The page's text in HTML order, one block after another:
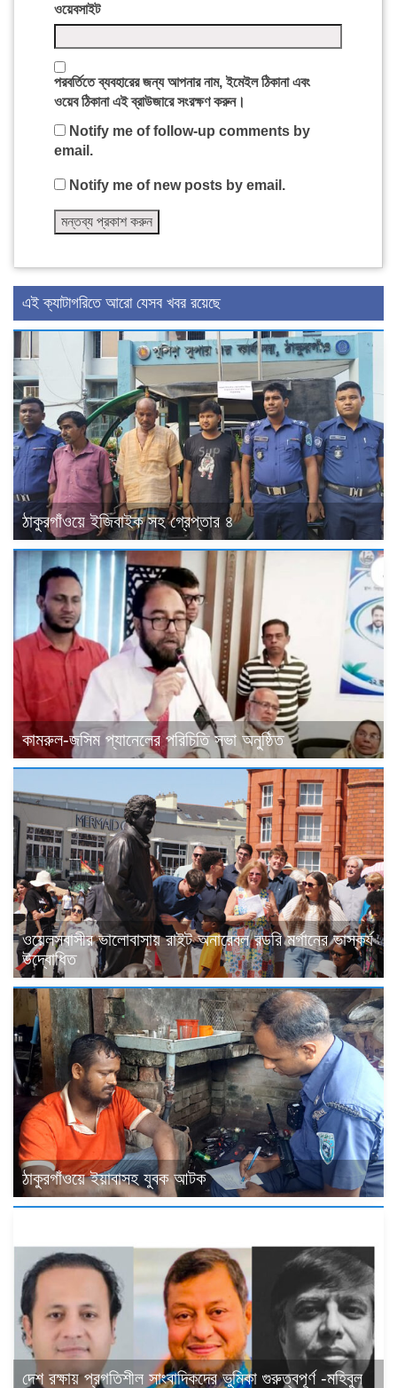
ওয়েবসাইট
পরবর্তিতে ব্যবহারের জন্য আপনার নাম, ইমেইল ঠিকানা এবং
ওয়েব ঠিকানা এই ব্রাউজারে সংরক্ষণ করুন।
Notify me of follow-up comments by
email.
Notify me of new posts by email.
এই ক্যাটাগরিতে আরো যেসব খবর রয়েছে
ঠাকুরগাঁওয়ে ইজিবাইক সহ গ্রেপ্তার ৪
কামরুল-জসিম প্যানেলের পরিচিতি সভা অনুষ্ঠিত
ওয়েলসবাসীর ভালোবাসায় রাইট অনারেবল রডরি মর্গানের ভাস্কর্য
উদ্বোধিত
ঠাকুরগাঁওয়ে ইয়াবাসহ যুবক আটক
দেশ রক্ষায় প্রগতিশীল সাংবাদিকদের ভুমিকা গুরুত্বপূর্ণ -মহিবুল